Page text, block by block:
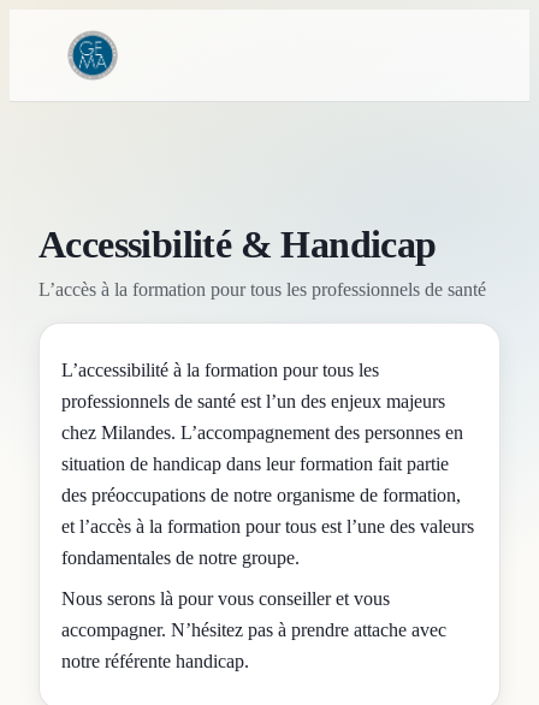
Accessibilité & Handicap
L’accès à la formation pour tous les professionnels de santé
L’accessibilité à la formation pour tous les
professionnels de santé est l’un des enjeux majeurs
chez Milandes. L’accompagnement des personnes en
situation de handicap dans leur formation fait partie
des préoccupations de notre organisme de formation,
et l’accès à la formation pour tous est l’une des valeurs
fondamentales de notre groupe.
Nous serons là pour vous conseiller et vous
accompagner. N’hésitez pas à prendre attache avec
notre référente handicap.